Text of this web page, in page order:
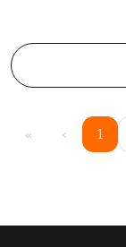
« ‹ 1